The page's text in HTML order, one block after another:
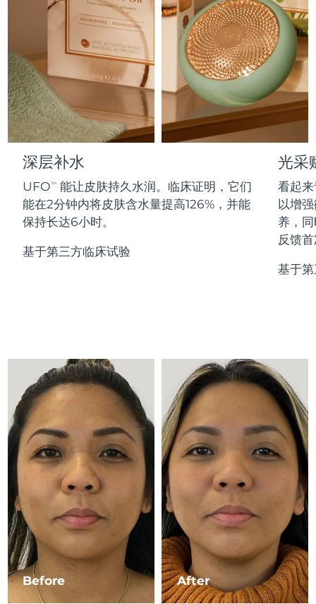
深层补水
UFOTM
能让皮肤持久水润。临床证明，它们
能在2分钟内将皮肤含水量提高126%，并能
保持长达6小时。
基于第三方临床试验
光采
看起
以增
养，
反馈
基于
Before After
FAQ™产品
All anti-aging treatments
FAQ™产品
All LED treatments
FAQ™ products
All toning treatments
PEACH™ 2
IPL hair removal
PEACH™ 2 go
Travel-friendly IPL hair removal
PEACH™ Cooling Prep Gel
Cooling IPL hair removal gel
LUNA™ 4 body
Massaging body brush
SUPERCHARGED™ serum
Firming body serum
ESPADA™ 2 plus
Recurring acne LED therapy
ESPADA™ 2
Acne treatment device
ESPADA™ Blemish Solution
Concentrated acne gel
ESPADA™ 设备
眼部护理
BEAR™ 2 eyes & lips
Microcurrent line smoothing device
IRIS™ 2
Rejuvenating eye massager
眼部护肤
Advanced eye care treatment
眼部护理设备
毛孔护理
KIWI™ derma
KIWI™
Blackhead remover
LUNA™ 4 hair
2-in-1 LED scalp massager
FLIP™ play advanced
LED light hairbrush
牙齿美白
NEW
issa™ Teeth Whitening Set
Dual LED + sonic device & 18% PAP gel
更多的
全部购买
FOREO APP
关于我们
预计送达日期8/16/26
希腊 预计送达日期8/12/26
中国香港特别行政区 预计送达日期8/13/26
匈牙利 预计送达日期8/12/26
冰岛 8/13/26
印度尼西亚 预计送达日期 8/10/26
爱尔兰 8/12/26
马恩岛
日本 预计送达日期8/15/26
泽西岛 预计送达日期8/17/26
哈萨克斯坦 预计送达日期8/14/26
科威特 预计送达日期8/12/26
拉脱维亚 预计送达日期
黎巴嫩 预计送达日期 8/13/26
立陶宛 预计送达日期8/12/26
卢森堡 预计送达日期8/12/26